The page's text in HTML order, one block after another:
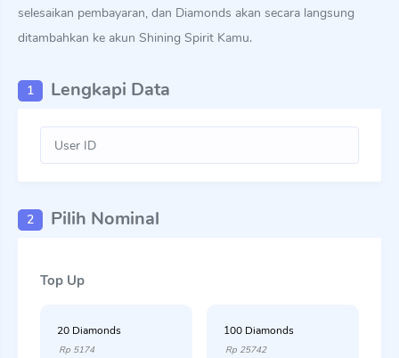
selesaikan pembayaran, dan Diamonds akan secara langsung
ditambahkan ke akun Shining Spirit Kamu.
1 Lengkapi Data
2 Pilih Nominal
Top Up
20 Diamonds
Rp 5174
100 Diamonds
Rp 25742